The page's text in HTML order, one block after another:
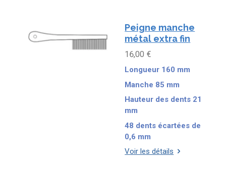
Peigne manche
métal extra fin
16,00 €
Longueur 160 mm
Manche 85 mm
Hauteur des dents 21
mm
48 dents écartées de
0,6 mm
Voir les détails